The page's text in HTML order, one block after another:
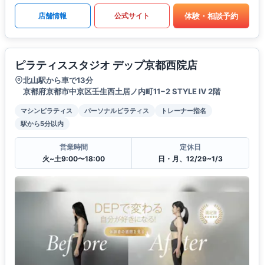
店舗情報 公式サイト 体験・相談予約
ピラティススタジオ デップ京都西院店
北山駅から車で13分
京都府京都市中京区壬生西土居ノ内町11−2 STYLE Ⅳ 2階
マシンピラティス パーソナルピラティス
トレーナー指名
駅から5分以内
営業時間
火~土9:00〜18:00
定休日
日・月、12/29~1/3